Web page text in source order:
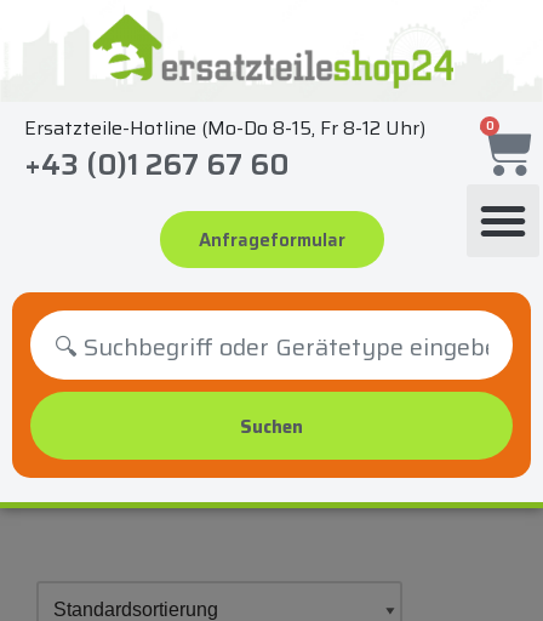
springen
Ersatzteile-Hotline (Mo-Do 8-15, Fr 8-12 Uhr)
+43 (0)1 267 67 60
Anfrageformular
0